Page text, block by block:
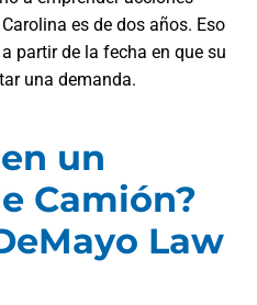
es de dos años. Eso
partir de la fecha en que su
una demanda.
un
Camión?
Law